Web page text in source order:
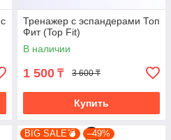
Тренажер с эспандерами Топ
Фит (Top Fit)
В наличии
1 500 ₸ 3 600 ₸
Купить
BIG SALE💣 –49%